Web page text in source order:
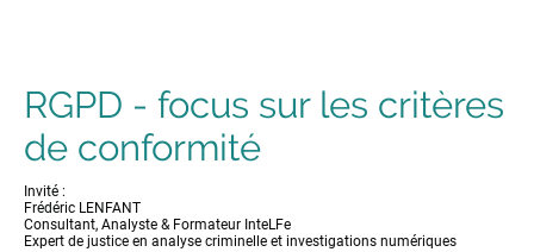
RGPD - focus sur les critères
de conformité
Invité :
Frédéric LENFANT
Consultant, Analyste & Formateur InteLFe
Expert de justice en analyse criminelle et investigations numériques